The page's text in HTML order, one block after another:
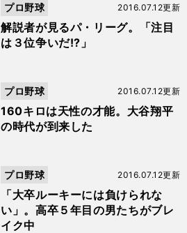
解説者が見るパ・リーグ。「注目
は３位争いだ!?」
2016.07.12更新
プロ野球
160キロは天性の才能。大谷翔平
の時代が到来した
2016.07.12更新
プロ野球
「大卒ルーキーには負けられな
い」。高卒５年目の男たちがブレ
イク中
2016.07.12更新
プロ野球